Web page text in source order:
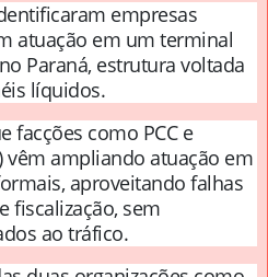
empresas
atuação em um terminal
Paraná, estrutura voltada
líquidos.
facções como PCC e
vêm ampliando atuação em
aproveitando falhas
fiscalização, sem
ao tráfico.